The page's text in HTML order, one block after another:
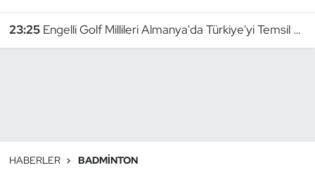
23:25 Engelli Golf Millileri Almanya'da Türkiye'yi Temsil Edecek
HABERLER BADMINTON
Badminton